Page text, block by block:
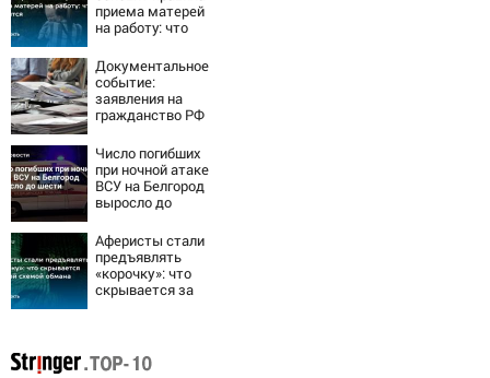
приема матерей
на работу: что
Документальное
событие:
заявления на
гражданство РФ
60 тыс. жителей
ПМР
Число погибших
при ночной атаке
ВСУ на Белгород
выросло до
Аферисты стали
предъявлять
«корочку»: что
скрывается за